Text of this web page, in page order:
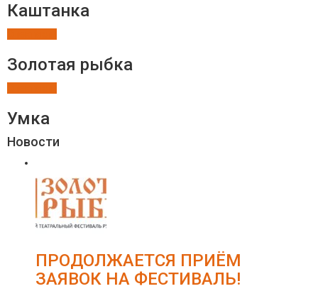
Каштанка
Золотая рыбка
Умка
Новости
ПРОДОЛЖАЕТСЯ ПРИЁМ
ЗАЯВОК НА ФЕСТИВАЛЬ!